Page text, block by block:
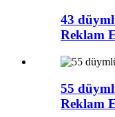
43
Reklam
55
Reklam